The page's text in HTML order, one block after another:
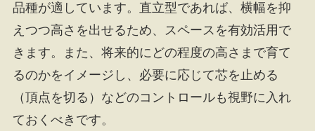
品種が適しています。直立型であれば、横幅を抑
えつつ高さを出せるため、スペースを有効活用で
きます。また、将来的にどの程度の高さまで育て
るのかをイメージし、必要に応じて芯を止める
（頂点を切る）などのコントロールも視野に入れ
ておくべきです。